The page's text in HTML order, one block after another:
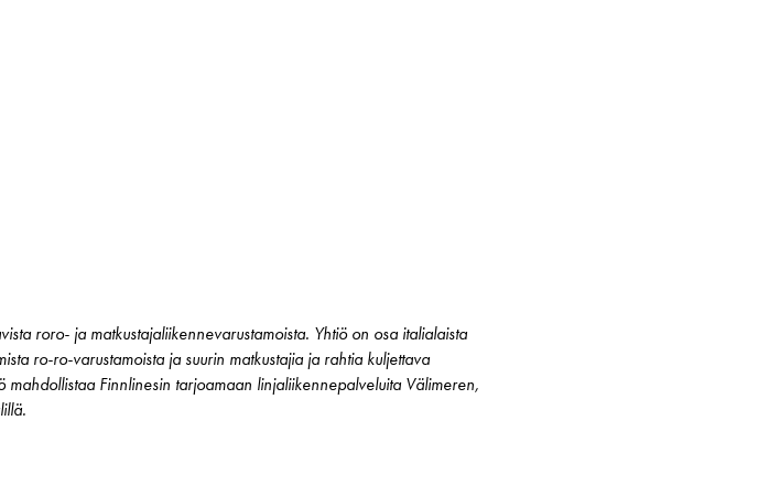
roro- ja matkustajaliikennevarustamoista. Yhtiö on osa italialaista
ro-ro-varustamoista ja suurin matkustajia ja rahtia kuljettava
Finnlinesin tarjoamaan linjaliikennepalveluita Välimeren,